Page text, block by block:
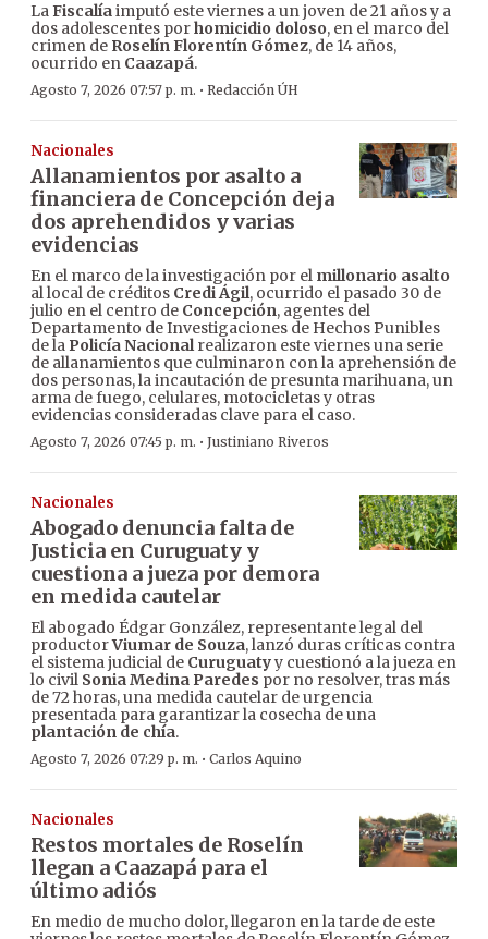
LaFiscalíaimputó este viernes a un joven de 21 años y a
dos adolescentes porhomicidio doloso, en el marco del
crimen de Roselín Florentín Gómez, de 14 años,
ocurrido en Caazapá.
Agosto 7, 2026 07:57 p. m. · Redacción ÚH
Nacionales
Allanamientos por asalto a
financiera de Concepción deja
dos aprehendidos y varias
evidencias
En el marco de la investigación por el millonario asalto
al local de créditos Credi Ágil, ocurrido el pasado 30 de
julio en el centro de Concepción, agentes del
Departamento de Investigaciones de Hechos Punibles
de la Policía Nacionalrealizaron este viernes una serie
de allanamientos que culminaron con la aprehensión de
dos personas, la incautación de presunta marihuana, un
arma de fuego, celulares, motocicletas y otras
evidencias consideradas clave para el caso.
Agosto 7, 2026 07:45 p. m. · Justiniano Riveros
Nacionales
Abogado denuncia falta de
Justicia en Curuguaty y
cuestiona a jueza por demora
en medida cautelar
El abogado Édgar González, representante legal del
productorViumar de Souza, lanzó duras críticas contra
el sistema judicial de Curuguatyy cuestionó a la jueza en
lo civil Sonia Medina Paredes por no resolver, tras más
de 72 horas, una medida cautelar de urgencia
presentada para garantizar la cosecha de una
plantación de chía.
Agosto 7, 2026 07:29 p. m. · Carlos Aquino
Nacionales
Restos mortales de Roselín
llegan a Caazapá para el
último adiós
En medio de mucho dolor, llegaron en la tarde de este